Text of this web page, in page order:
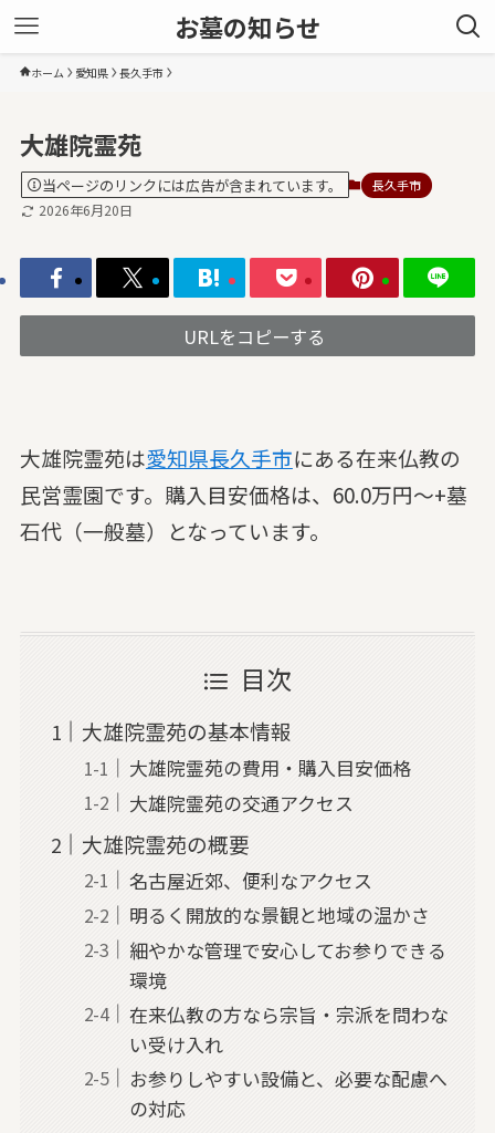
お墓の知らせ
ホーム 愛知県 長久手市
大雄院霊苑
当ページのリンクには広告が含まれています。 長久手市
2026年6月20日
URLをコピーする
大雄院霊苑は愛知県長久手市にある在来仏教の
民営霊園です。購入目安価格は、60.0万円～+墓
石代（一般墓）となっています。
目次
大雄院霊苑の基本情報
大雄院霊苑の費用・購入目安価格
大雄院霊苑の交通アクセス
大雄院霊苑の概要
名古屋近郊、便利なアクセス
明るく開放的な景観と地域の温かさ
細やかな管理で安心してお参りできる
環境
在来仏教の方なら宗旨・宗派を問わな
い受け入れ
お参りしやすい設備と、必要な配慮へ
の対応